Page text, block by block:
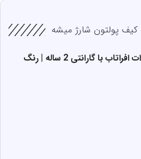
کیف پولتون شارژ میشه
لامپ ال ای دی 12 وات افراتاب با گارانتی 2 ساله | رنگ